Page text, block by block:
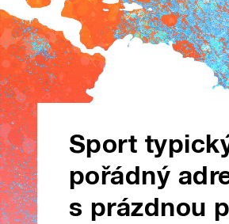
Sport
pořádný
s prázdnou